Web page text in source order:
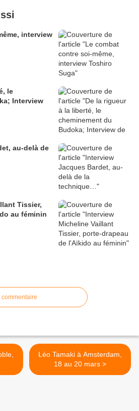
interview
le
Interview
au-delà de
Tissier,
au féminin
Léo Tamaki à Amsterdam,
18 au 20 mars >